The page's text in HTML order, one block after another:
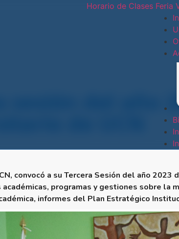
Horario de Clases Feria
sesión del año
convocó a su Tercera Sesión del año
programas y gestiones sobre la
informes del Plan Estratégico